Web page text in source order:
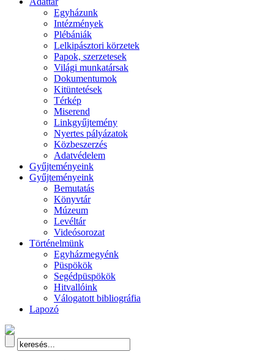
Egyházunk
Intézmények
Plébániák
Lelkipásztori körzetek
Papok, szerzetesek
Világi munkatársak
Dokumentumok
Kitüntetések
Térkép
Miserend
Linkgyűjtemény
Nyertes pályázatok
Közbeszerzés
Adatvédelem
Gyűjteményeink
Gyűjteményeink
Bemutatás
Könyvtár
Múzeum
Levéltár
Videósorozat
Történelmünk
Egyházmegyénk
Püspökök
Segédpüspökök
Hitvallóink
Válogatott bibliográfia
Lapozó